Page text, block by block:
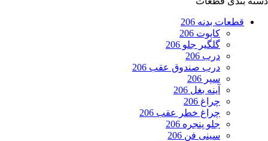
قطعات بدنه 206
کاپوت 206
گلگیر جلو 206
درب 206
درب صندوق عقب 206
سپر 206
آینه بغل 206
چراغ 206
چراغ خطر عقب 206
جلو پنجره 206
سینی فن 206